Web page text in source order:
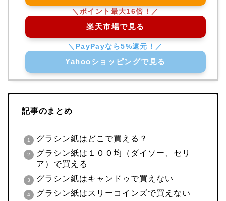
楽天市場で見る
Yahooショッピングで見る
記事のまとめ
グラシン紙はどこで買える？
グラシン紙は１００均（ダイソー、セリ
ア）で買える
グラシン紙はキャンドゥで買えない
グラシン紙はスリーコインズで買えない